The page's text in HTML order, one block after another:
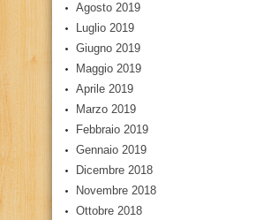
Agosto 2019
Luglio 2019
Giugno 2019
Maggio 2019
Aprile 2019
Marzo 2019
Febbraio 2019
Gennaio 2019
Dicembre 2018
Novembre 2018
Ottobre 2018